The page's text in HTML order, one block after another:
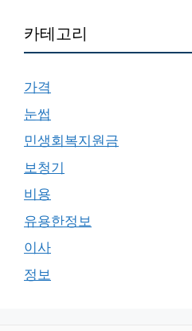
카테고리
가격
눈썹
민생회복지원금
보청기
비용
유용한정보
이사
정보